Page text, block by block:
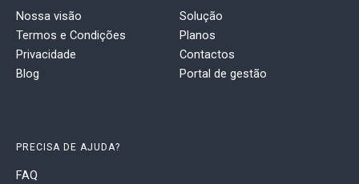
Nossa visão
Termos e Condições
Privacidade
Blog
Solução
Planos
Contactos
Portal de gestão
PRECISA DE AJUDA?
FAQ